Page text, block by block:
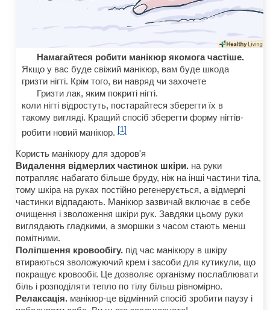
Намагайтеся робити манікюр якомога частіше.
Якщо у вас буде свіжий манікюр, вам буде шкода
гризти нігті. Крім того, ви навряд чи захочете
Гризти лак, яким покриті нігті.
коли нігті відростуть, постарайтеся зберегти їх в
такому вигляді. Кращий спосіб зберегти форму нігтів-
робити новий манікюр.[1]
Користь манікюру для здоров'я
Видалення відмерлих частинок шкіри. на руки
потрапляє набагато більше бруду, ніж на інші частини тіла,
тому шкіра на руках постійно регенерується, а відмерлі
частинки відпадають. Манікюр зазвичай включає в себе
очищення і зволоження шкіри рук. Завдяки цьому руки
виглядають гладкими, а зморшки з часом стають менш
помітними.
Поліпшення кровообігу. під час манікюру в шкіру
втираються зволожуючий крем і засоби для кутикули, що
покращує кровообіг. Це дозволяє організму послаблювати
біль і розподіляти тепло по тілу більш рівномірно.
Релаксація. манікюр-це відмінний спосіб зробити паузу і